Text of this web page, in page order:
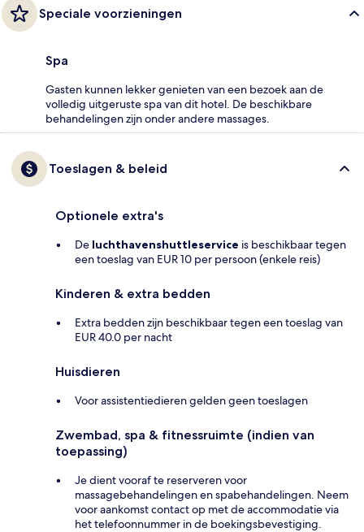
Speciale voorzieningen
Spa
Gasten kunnen lekker genieten van een bezoek aan de
volledig uitgeruste spa van dit hotel. De beschikbare
behandelingen zijn onder andere massages.
Toeslagen & beleid
Optionele extra's
De luchthavenshuttleservice is beschikbaar tegen
een toeslag van EUR 10 per persoon (enkele reis)
Kinderen & extra bedden
Extra bedden zijn beschikbaar tegen een toeslag van
EUR 40.0 per nacht
Huisdieren
Voor assistentiedieren gelden geen toeslagen
Zwembad, spa & fitnessruimte (indien van
toepassing)
Je dient vooraf te reserveren voor
massagebehandelingen en spabehandelingen. Neem
voor aankomst contact op met de accommodatie via
het telefoonnummer in de boekingsbevestiging.